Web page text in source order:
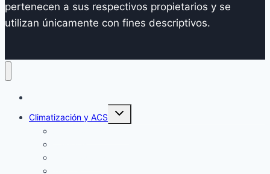
pertenecen a sus respectivos propietarios y se
utilizan únicamente con fines descriptivos.
Climatización y ACS
Alternar